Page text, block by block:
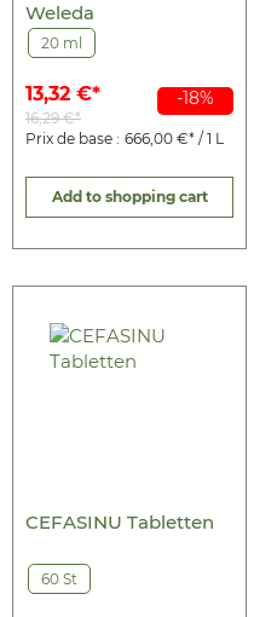
-18%
Weleda
20 ml
13,32 €*
16,29 €*
Prix de base : 666,00 €* / 1 L
Add to shopping cart
CEFASINU Tabletten
60 St